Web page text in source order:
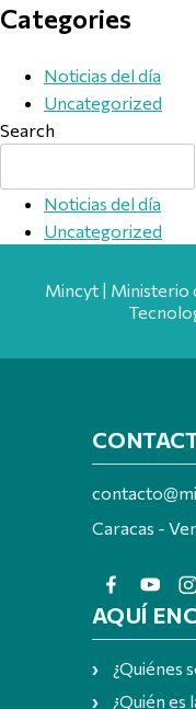
Categories
Noticias del día
Uncategorized
Search
Noticias del día
Uncategorized
Mincyt | Ministerio
Caracas -
AQUÍ
¿Quiénes
¿Quién es